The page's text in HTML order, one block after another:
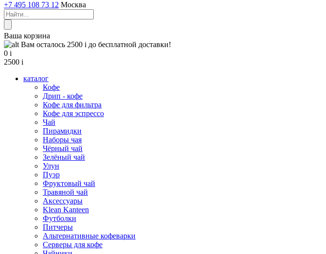
+7 495 108 73 12 Москва
Ваша корзина
Вам осталось 2500 i до бесплатной доставки!
0 i
2500 i
каталог
Кофе
Дрип - кофе
Кофе для фильтра
Кофе для эспрессо
Чай
Пирамидки
Наборы чая
Чёрный чай
Зелёный чай
Улун
Пуэр
Фруктовый чай
Травяной чай
Аксессуары
Klean Kanteen
Футболки
Питчеры
Альтернативные кофеварки
Серверы для кофе